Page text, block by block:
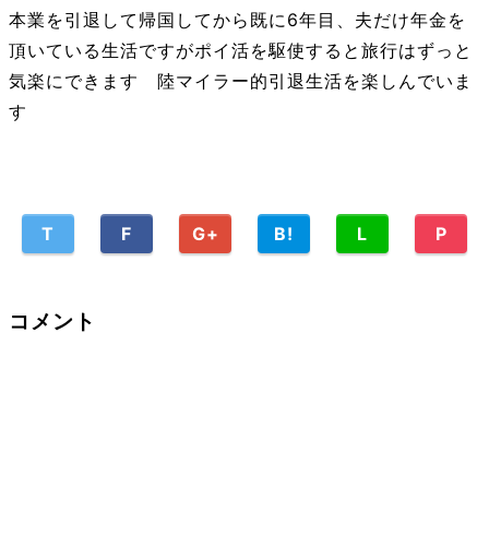
本業を引退して帰国してから既に6年目、夫だけ年金を
頂いている生活ですがポイ活を駆使すると旅行はずっと
気楽にできます 陸マイラー的引退生活を楽しんでいま
す
T F G+ B! L P
コメント